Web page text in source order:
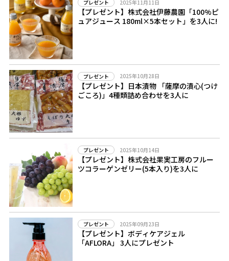
プレゼント 2025年11月11日
【プレゼント】株式会社伊藤農園「100%ピ
ュアジュース 180ml×5本セット」を3人に!
プレゼント 2025年10月28日
【プレゼント】日本漬物 「薩摩の漬心(つけ
ごころ)」4種類詰め合わせを3人に
プレゼント 2025年10月14日
【プレゼント】株式会社果実工房のフルー
ツコラーゲンゼリー(5本入り)を3人に
プレゼント 2025年09月23日
【プレゼント】ボディケアジェル
「AFLORA」 3人にプレゼント